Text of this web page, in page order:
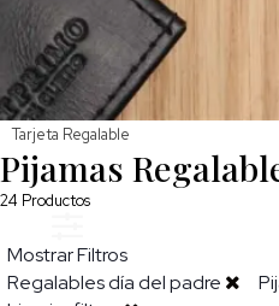
Tarjeta Regalable
Pijamas
24 Productos
Mostrar Filtros
Regalables día del padre